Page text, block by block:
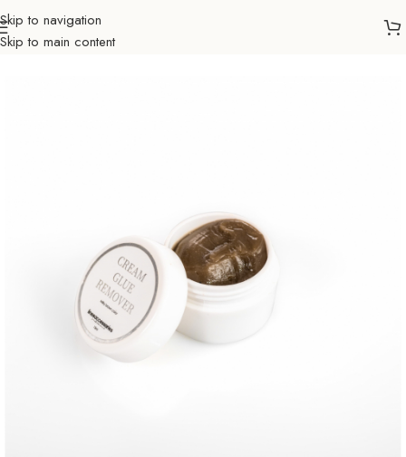
Skip to navigation
Skip to main content
Ljepota & zdravlje